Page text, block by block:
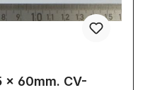
x 60mm. CV-